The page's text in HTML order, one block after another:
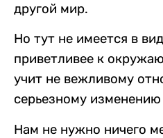
другой мир.
Но тут не имеется в
приветливее к
учит не вежливому
серьезному
Нам не нужно ничего